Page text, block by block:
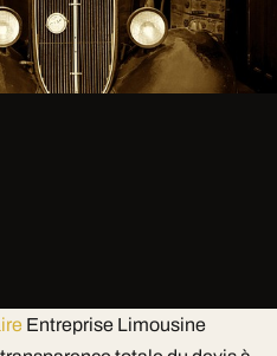
Entreprise Limousine